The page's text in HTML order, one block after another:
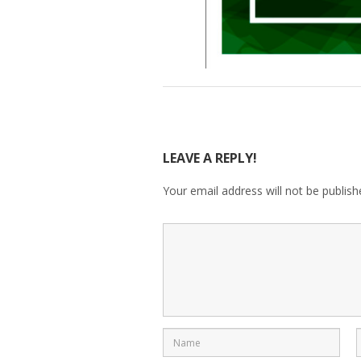
LEAVE A REPLY!
Your email address will not be